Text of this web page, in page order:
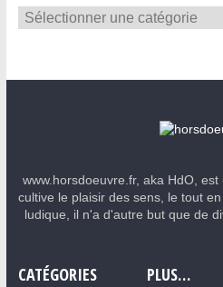
www.horsdoeuvre.fr, aka HdO,
cultive le plaisir des sens, le tout
ludique, il n'a d'autre but que de
CATÉGORIES PLUS…